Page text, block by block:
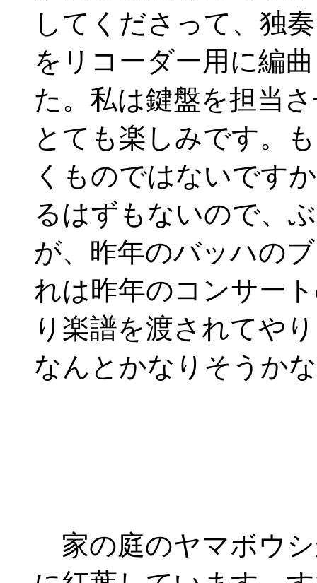
してくださって、独
をリコーダー用に編
た。私は鍵盤を担当
とても楽しみです。
くものではないです
るはずもないので、
が、昨年のバッハの
れは昨年のコンサー
り楽譜を渡されてや
なんとかなりそうか
家の庭のヤマボウ